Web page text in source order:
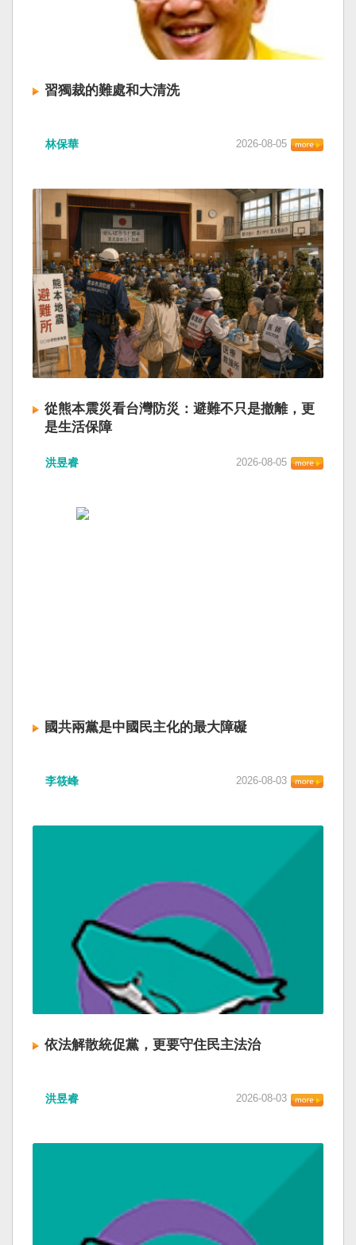
習獨裁的難處和大清洗
林保華 2026-08-05
從熊本震災看台灣防災：避難不只是撤離，更
是生活保障
洪昱睿 2026-08-05
國共兩黨是中國民主化的最大障礙
李筱峰 2026-08-03
依法解散統促黨，更要守住民主法治
洪昱睿 2026-08-03